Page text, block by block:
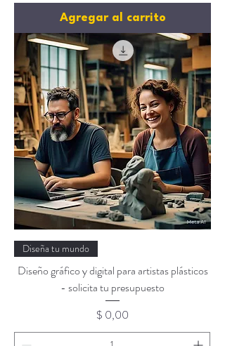
Agregar al carrito
Diseña tu mundo
Diseño gráfico y digital para artistas plásticos
- solicita tu presupuesto
Precio
$ 0,00